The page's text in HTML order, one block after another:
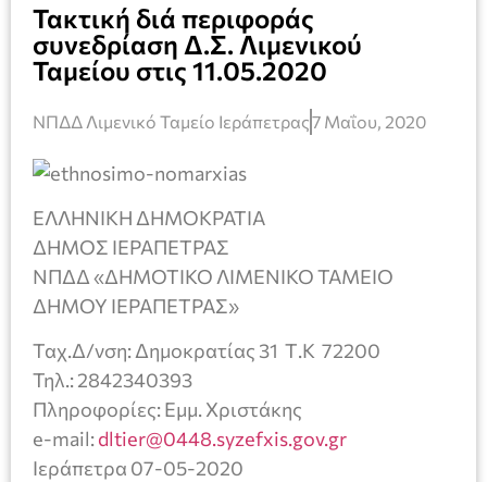
Τακτική διά περιφοράς
συνεδρίαση Δ.Σ. Λιμενικού
Ταμείου στις 11.05.2020
ΝΠΔΔ Λιμενικό Ταμείο Ιεράπετρας7 Μαΐου, 2020
ΕΛΛΗΝΙΚΗ ΔΗΜΟΚΡΑΤΙΑ
ΔΗΜΟΣ ΙΕΡΑΠΕΤΡΑΣ
ΝΠΔΔ «ΔΗΜΟΤΙΚΟ ΛΙΜΕΝΙΚΟ ΤΑΜΕΙΟ
ΔΗΜΟΥ ΙΕΡΑΠΕΤΡΑΣ»
Ταχ.Δ/νση: Δημοκρατίας 31 Τ.Κ 72200
Τηλ.: 2842340393
Πληροφορίες: Eμμ. Χριστάκης
e-mail:dltier@0448.syzefxis.gov.gr
Ιεράπετρα 07-05-2020